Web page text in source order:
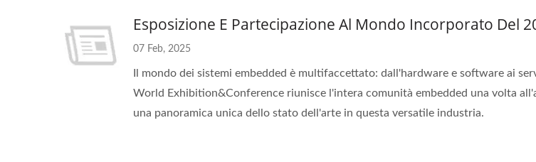
Esposizione E Partecipazione Al Mondo Incorporato Del
07 Feb, 2025
Il mondo dei sistemi embedded è multifaccettato: dall'hardware e software ai
World Exhibition&Conference riunisce l'intera comunità embedded una volta
una panoramica unica dello stato dell'arte in questa versatile industria.